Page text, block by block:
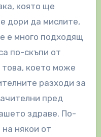
която ще
дори да мислите,
е много подходящ
по-скъпи от
което може
разходи за
пред
здраве. По-
някои от